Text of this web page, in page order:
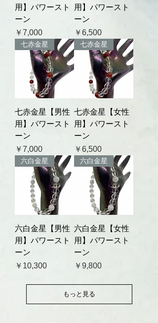
用】パワースト
ーン
価格
￥7,000
用】パワースト
ーン
価格
￥6,500
七赤金星
七赤金星【男性
用】パワースト
ーン
価格
￥7,000
七赤金星
七赤金星【女性
用】パワースト
ーン
価格
￥6,500
六白金星
六白金星【男性
用】パワースト
ーン
価格
￥10,300
六白金星
六白金星【女性
用】パワースト
ーン
価格
￥9,800
もっと見る